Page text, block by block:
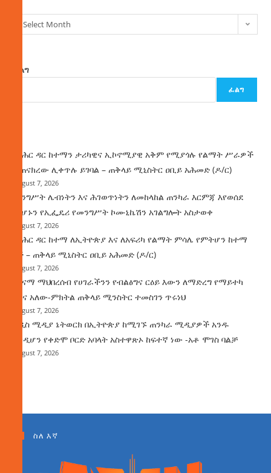
Select Month
ፈልግ
ፈልግ
የባሕር ዳር ከተማን ታሪካዊና ኢኮኖሚያዊ አቅም የሚያጎሉ የልማት ሥራዎች
ተጠናክረው ሊቀጥሉ ይገባል – ጠቅላይ ሚኒስትር ዐቢይ አሕመድ (ዶ/ር)
August 7, 2026
መንግሥት ሌብነትን እና ሕገወጥነትን ለመከላከል ጠንካራ እርምጃ እየወሰደ
መሆኑን የኢፌዴሪ የመንግሥት ኮሙኒኬሽን አገልግሎት አስታወቀ
August 7, 2026
የባሕር ዳር ከተማ ለኢትዮጵያ እና ለአፍሪካ የልማት ምሳሌ የምትሆን ከተማ
ነች – ጠቅላይ ሚኒስትር ዐቢይ አሕመድ (ዶ/ር)
August 7, 2026
ጤናማ ማህበረሰብ የሀገራችንን የብልፅግና ርዕይ እውን ለማድረግ የማይተካ
ሚና አለው-ምክትል ጠቅላይ ሚንስትር ተመስገን ጥሩነህ
August 7, 2026
አዲስ ሚዲያ ኔትወርክ በኢትዮጵያ ከሚገኙ ጠንካራ ሚዲያዎች አንዱ
እንዲሆን የቀድሞ ቦርድ አባላት አስተዋጽኦ ከፍተኛ ነው -አቶ ሞገስ ባልቻ
August 7, 2026
ስለ እኛ